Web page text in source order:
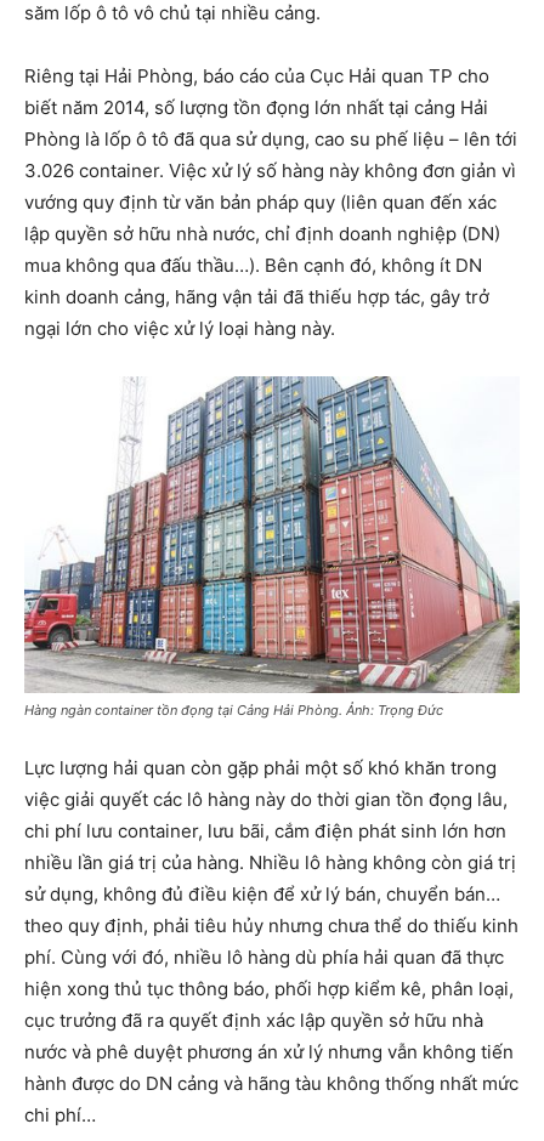
săm lốp ô tô vô chủ tại nhiều cảng.
Riêng tại Hải Phòng, báo cáo của Cục Hải quan TP cho
biết năm 2014, số lượng tồn đọng lớn nhất tại cảng Hải
Phòng là lốp ô tô đã qua sử dụng, cao su phế liệu – lên tới
3.026 container. Việc xử lý số hàng này không đơn giản vì
vướng quy định từ văn bản pháp quy (liên quan đến xác
lập quyền sở hữu nhà nước, chỉ định doanh nghiệp (DN)
mua không qua đấu thầu…). Bên cạnh đó, không ít DN
kinh doanh cảng, hãng vận tải đã thiếu hợp tác, gây trở
ngại lớn cho việc xử lý loại hàng này.
Hàng ngàn container tồn đọng tại Cảng Hải Phòng. Ảnh: Trọng Đức
Lực lượng hải quan còn gặp phải một số khó khăn trong
việc giải quyết các lô hàng này do thời gian tồn đọng lâu,
chi phí lưu container, lưu bãi, cắm điện phát sinh lớn hơn
nhiều lần giá trị của hàng. Nhiều lô hàng không còn giá trị
sử dụng, không đủ điều kiện để xử lý bán, chuyển bán…
theo quy định, phải tiêu hủy nhưng chưa thể do thiếu kinh
phí. Cùng với đó, nhiều lô hàng dù phía hải quan đã thực
hiện xong thủ tục thông báo, phối hợp kiểm kê, phân loại,
cục trưởng đã ra quyết định xác lập quyền sở hữu nhà
nước và phê duyệt phương án xử lý nhưng vẫn không tiến
hành được do DN cảng và hãng tàu không thống nhất mức
chi phí…